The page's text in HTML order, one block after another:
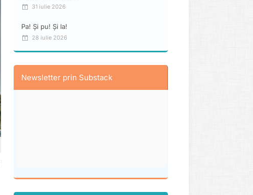
31 iulie 2026
Pa! Și pu! Și la!
28 iulie 2026
Newsletter prin Substack